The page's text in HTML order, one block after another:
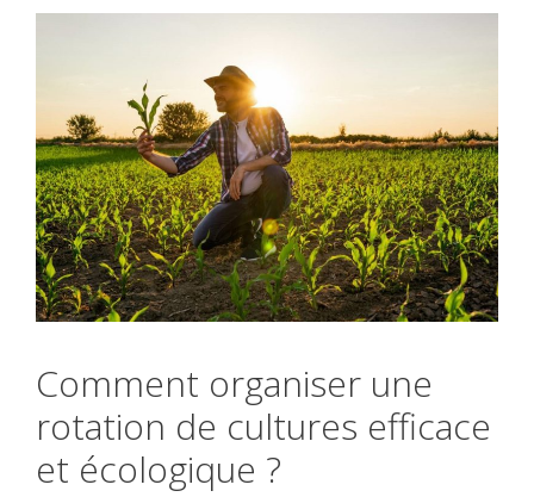
Comment organiser une
rotation de cultures efficace
et écologique ?